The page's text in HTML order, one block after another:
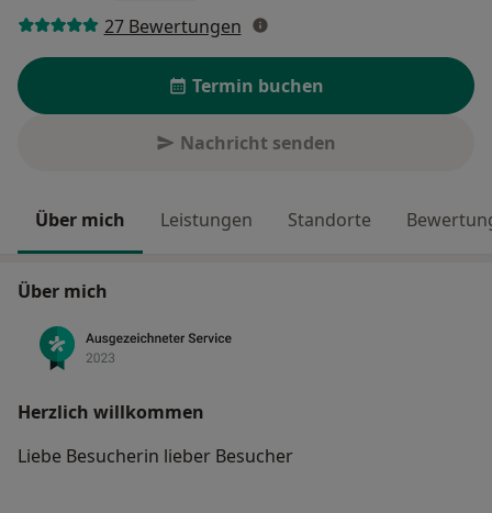
27 Bewertungen
Termin buchen
Nachricht senden
Über mich Leistungen Standorte
Über mich
Herzlich willkommen
Liebe Besucherin lieber Besucher